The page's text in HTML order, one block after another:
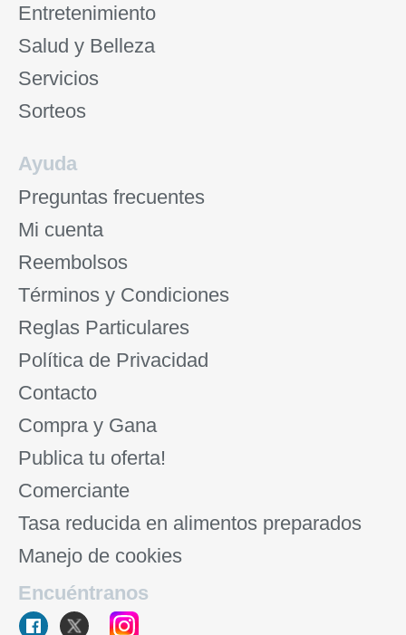
Entretenimiento
Salud y Belleza
Servicios
Sorteos
Ayuda
Preguntas frecuentes
Mi cuenta
Reembolsos
Términos y Condiciones
Reglas Particulares
Política de Privacidad
Contacto
Compra y Gana
Publica tu oferta!
Comerciante
Tasa reducida en alimentos preparados
Manejo de cookies
Encuéntranos